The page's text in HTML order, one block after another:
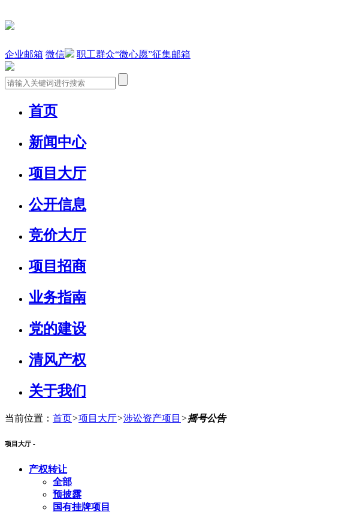
企业邮箱 微信 职工群众“微心愿”征集邮箱
首页
新闻中心
项目大厅
公开信息
竞价大厅
项目招商
业务指南
党的建设
清风产权
关于我们
当前位置： 首页>项目大厅>涉讼资产项目 >摇号公告
项目大厅 -
产权转让
全部
预披露
国有挂牌项目